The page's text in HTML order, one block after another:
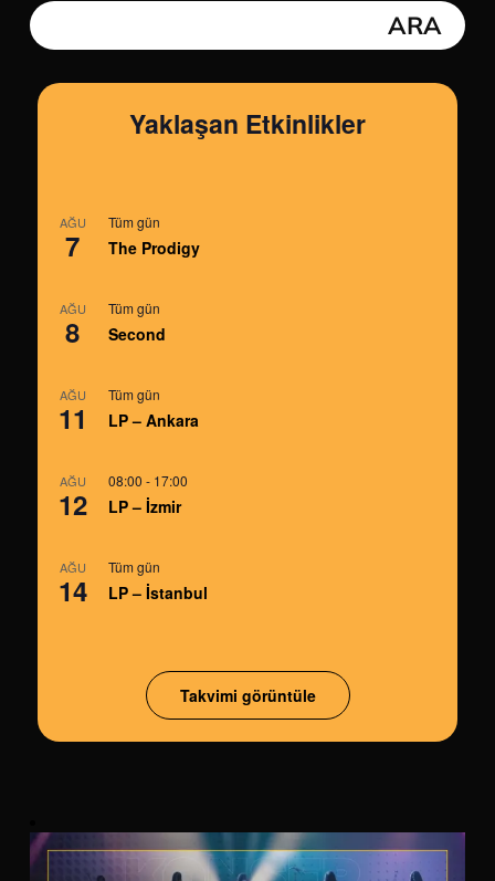
Yaklaşan Etkinlikler
AĞU
7
Tüm gün
The Prodigy
AĞU
8
Tüm gün
Second
AĞU
11
Tüm gün
LP – Ankara
AĞU
12
08:00 - 17:00
LP – İzmir
AĞU
14
Tüm gün
LP – İstanbul
Takvimi görüntüle